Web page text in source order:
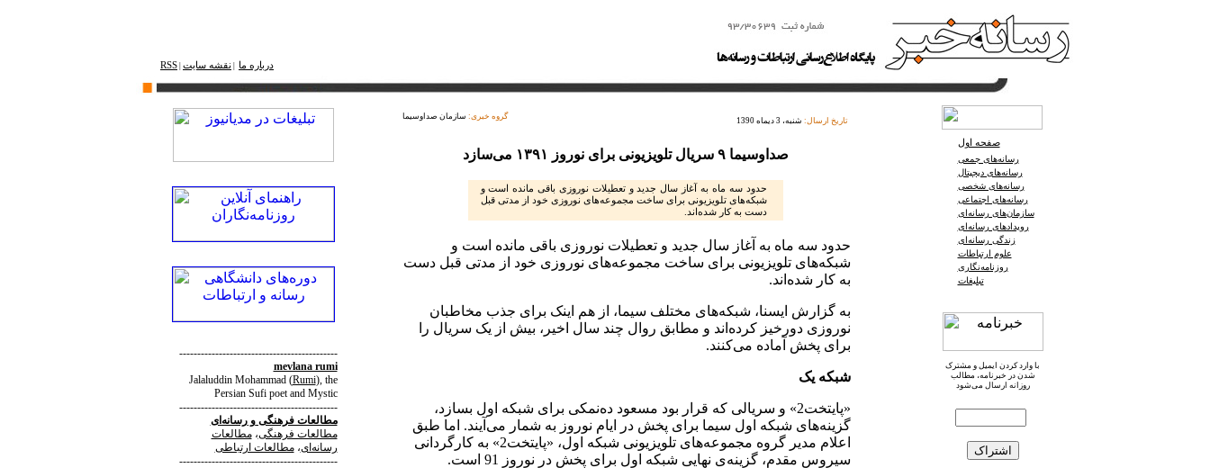
درباره ما نقشه ‌سایت RSS
--------------------------------------------
mevlana rumi
Jalaluddin Mohammad(Rumi), the
Persian Sufi poet and Mystic
--------------------------------------------
مطالعات فرهنگیورسانه‌ای
مطالعات فرهنگی،مطالعات
رسانه‌ای،مطالعات ارتباطی
--------------------------------------------
گروه خبری: سازمان صداوسیما تاریخ ارسال: شنبه، 3 دیماه 1390
صداوسیما ۹ سریال تلویزیونی برای نوروز ۱۳۹۱ می‌سازد
حدود سه ماه به آغاز سال جدید و تعطیلات نوروزی باقی ‌مانده است و
شبکه‌های تلویزیونی برای ساخت مجموعه‌های نوروزی خود از مدتی قبل
دست به کار شده‌اند.
حدود سه ماه به آغاز سال جدید و تعطیلات نوروزی باقی ‌مانده است و
شبکه‌های تلویزیونی برای ساخت مجموعه‌های نوروزی خود از مدتی قبل دست
به کار شده‌اند.
به گزارش ایسنا، شبکه‌های مختلف سیما، از هم اینک برای جذب مخاطبان
نوروزی دورخیز کرده‌اند و مطابق روال چند سال اخیر، بیش از یک سریال را
برای پخش آماده می‌کنند.
شبکه یک
«پایتخت2» و سریالی که قرار بود مسعود ده‌نمکی برای شبکه اول بسازد،
گزینه‌های شبکه اول سیما برای پخش در ایام نوروز به شمار می‌آیند. اما طبق
اعلام مدیر گروه مجموعه‌های تلویزیونی شبکه اول، «پایتخت2» به کارگردانی
سیروس مقدم، گزینه‌ی نهایی شبکه اول برای پخش در نوروز 91 است.
صفحه اول
رسانه‌های جمعی
رسانه‌های دیجیتال
رسانه‌های شخصی
رسانه‌های اجتماعی
سازمان‌های رسانه‌ای
رویدادهای رسانه‌ای
زندگی رسانه‌ای
علوم ارتباطات
روزنامه‌نگاری
تبلیغات
با وارد کردن ایمیل و مشترک
شدن در خبرنامه، مطالب
روزانه ارسال می‌شود